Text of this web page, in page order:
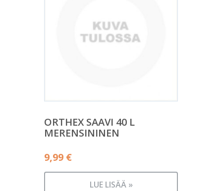
ORTHEX SAAVI 40 L
MERENSININEN
9,99 €
LUE LISÄÄ »